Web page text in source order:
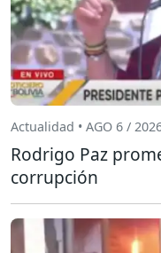
Actualidad • AGO 6 /
Rodrigo Paz
corrupción